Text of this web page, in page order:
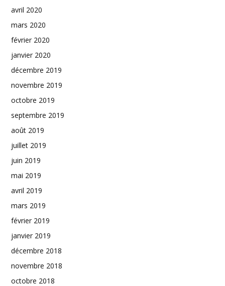
avril 2020
mars 2020
février 2020
janvier 2020
décembre 2019
novembre 2019
octobre 2019
septembre 2019
août 2019
juillet 2019
juin 2019
mai 2019
avril 2019
mars 2019
février 2019
janvier 2019
décembre 2018
novembre 2018
octobre 2018